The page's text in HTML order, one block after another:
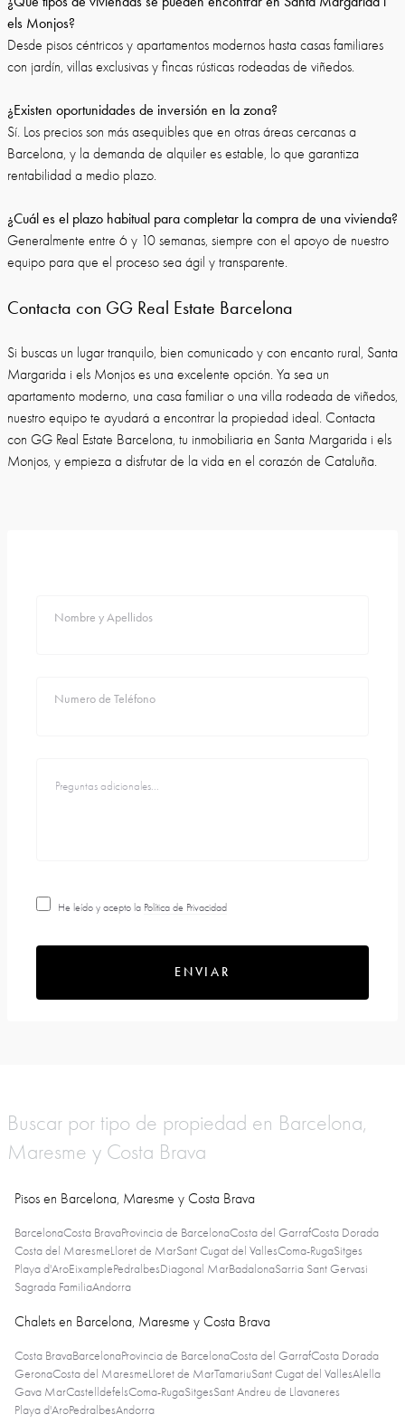
els Monjos?
Desde pisos céntricos y apartamentos modernos hasta casas familiares
con jardín, villas exclusivas y fincas rústicas rodeadas de viñedos.
¿Existen oportunidades de inversión en la zona?
Sí. Los precios son más asequibles que en otras áreas cercanas a
Barcelona, y la demanda de alquiler es estable, lo que garantiza
rentabilidad a medio plazo.
¿Cuál es el plazo habitual para completar la compra de una vivienda?
Generalmente entre 6 y 10 semanas, siempre con el apoyo de nuestro
equipo para que el proceso sea ágil y transparente.
Contacta con GG Real Estate Barcelona
Si buscas un lugar tranquilo, bien comunicado y con encanto rural, Santa
Margarida i els Monjos es una excelente opción. Ya sea un
apartamento moderno, una casa familiar o una villa rodeada de viñedos,
nuestro equipo te ayudará a encontrar la propiedad ideal. Contacta
con GG Real Estate Barcelona, tu inmobiliaria en Santa Margarida i els
Monjos, y empieza a disfrutar de la vida en el corazón de Cataluña.
Nombre y Apellidos
Numero de Teléfono
He leído y acepto la Política de Privacidad
ENVIAR
Buscar por tipo de propiedad en Barcelona,
Maresme y Costa Brava
Pisos en Barcelona, Maresme y Costa Brava
BarcelonaCosta BravaProvincia de BarcelonaCosta del GarrafCosta Dorada
Costa del MaresmeLloret de MarSant Cugat del VallesComa-RugaSitges
Playa d'AroEixamplePedralbesDiagonal MarBadalonaSarria Sant Gervasi
Sagrada FamiliaAndorra
Chalets en Barcelona, Maresme y Costa Brava
Costa BravaBarcelonaProvincia de BarcelonaCosta del GarrafCosta Dorada
GeronaCosta del MaresmeLloret de MarTamariuSant Cugat del VallesAlella
Gava MarCastelldefelsComa-RugaSitgesSant Andreu de Llavaneres
Playa d'AroPedralbesAndorra